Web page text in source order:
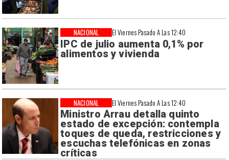
El Viernes Pasado A Las 12:40
IPC de julio aumenta 0,1% por
alimentos y vivienda
NACIONAL
El Viernes Pasado A Las 12:40
Ministro Arrau detalla quinto
estado de excepción: contempla
toques de queda, restricciones y
escuchas telefónicas en zonas
críticas
NACIONAL